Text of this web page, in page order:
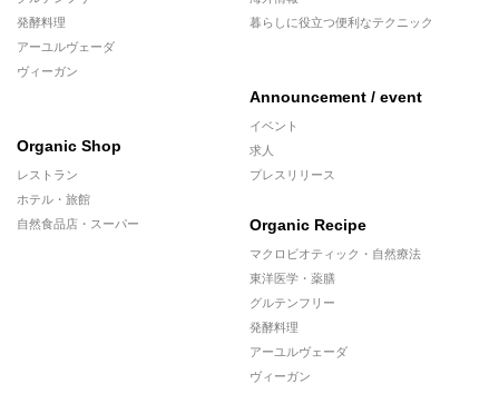
発酵料理
アーユルヴェーダ
ヴィーガン
Organic Shop
レストラン
ホテル・旅館
自然食品店・スーパー
暮らしに役立つ便利なテクニック
Announcement / event
イベント
求人
プレスリリース
Organic Recipe
マクロビオティック・自然療法
東洋医学・薬膳
グルテンフリー
発酵料理
アーユルヴェーダ
ヴィーガン